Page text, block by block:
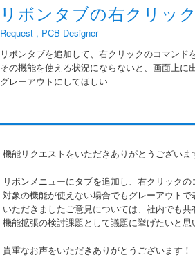
リボンタブの右クリッ
Request , PCB Designer
リボンタブを追加して、右クリックのコマンド
その機能を使える状況にならないと、画面上に
グレーアウトにしてほしい
機能リクエストをいただきありがとうございま
リボンメニューにタブを追加し、右クリック
対象の機能が使えない場合でもグレーアウト
いただきましたご意見については、社内でも共
機能拡張の検討課題として議題に挙げたいと思
貴重なお声をいただきありがとうございます！